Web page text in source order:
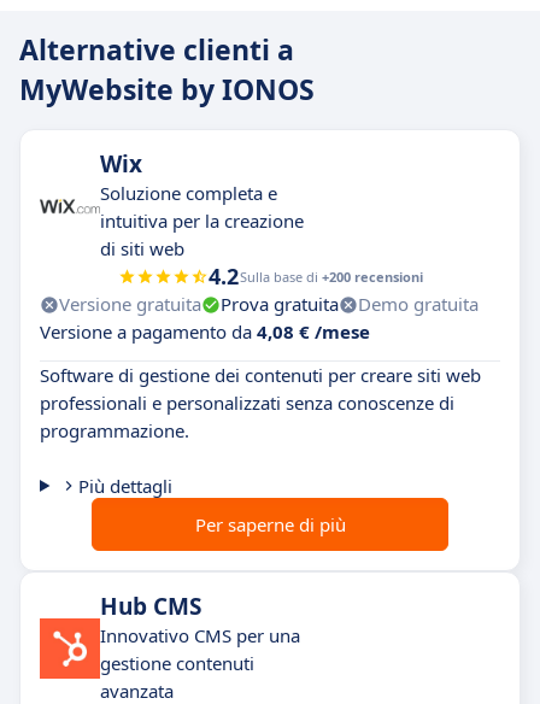
Alternative clienti a
MyWebsite by IONOS
Wix
Soluzione completa e
intuitiva per la creazione
di siti web
4.2Sulla base di +200 recensioni
Versione gratuita Prova gratuita
Demo gratuita
Versione a pagamento da 4,08 € /mese
Software di gestione dei contenuti per creare siti web
professionali e personalizzati senza conoscenze di
programmazione.
Più dettagli
Per saperne di più
Hub CMS
Innovativo CMS per una
gestione contenuti
avanzata